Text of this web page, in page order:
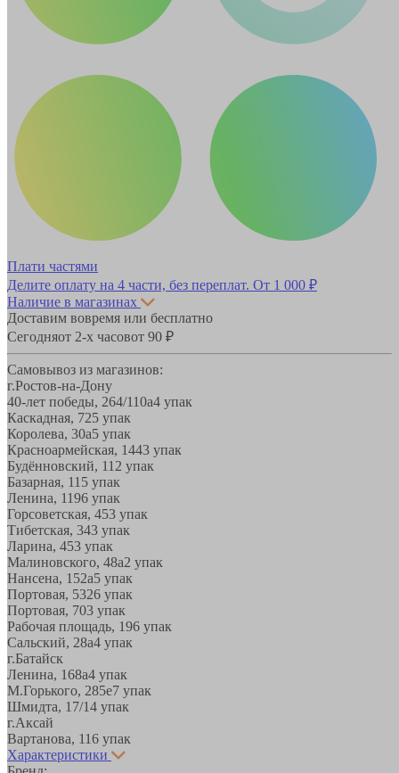
Плати частями
Делите оплату на 4 части, без переплат. От 1 000 ₽
Наличие в магазинах
Доставим вовремя или бесплатно
Сегодняот 2-х часовот 90 ₽
Самовывоз из магазинов:
г.Ростов-на-Дону
40-лет победы, 264/110а4 упак
Каскадная, 725 упак
Королева, 30а5 упак
Красноармейская, 1443 упак
Будённовский, 11 2 упак
Базарная, 11 5 упак
Ленина, 1196 упак
Горсоветская, 453 упак
Тибетская, 343 упак
Ларина, 453 упак
Малиновского, 48а2 упак
Нансена, 152а5 упак
Портовая, 5326 упак
Портовая, 703 упак
Рабочая площадь, 196 упак
Сальский, 28a4 упак
г.Батайск
Ленина, 168а4 упак
М.Горького, 285е7 упак
Шмидта, 17/14 упак
г.Аксай
Вартанова, 116 упак
Характеристики